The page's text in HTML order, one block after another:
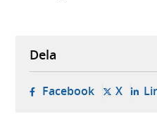
Dela
Facebook- öppnas i
X-